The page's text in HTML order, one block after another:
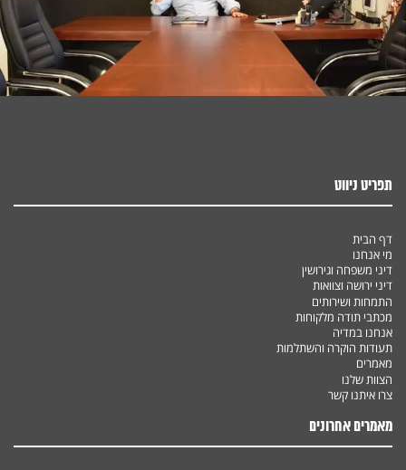
תפריט ניווט
דף הבית
מי אנחנו
דיני משפחה וגירושין
דיני ירושה וצוואות
התמחות ושירותים
מכתבי תודה מלקוחות
אנחנו במדיה
תעודות הוקרה והשתלמות
מאמרים
הצוות שלנו
צרו איתנו קשר
מאמרים אחרונים